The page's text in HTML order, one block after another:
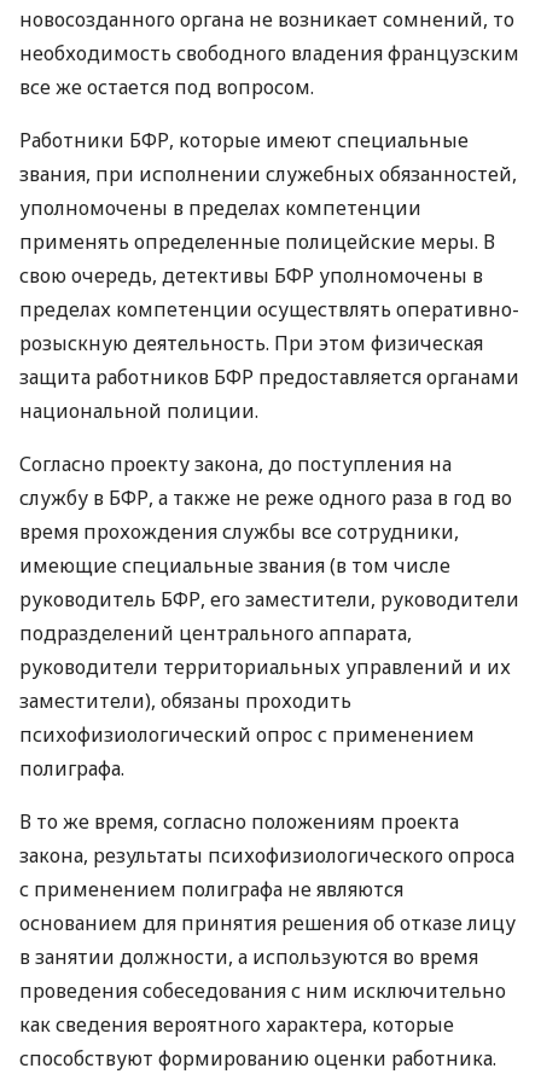
новосозданного органа не возникает сомнений, то
необходимость свободного владения французским
все же остается под вопросом.
Работники БФР, которые имеют специальные
звания, при исполнении служебных обязанностей,
уполномочены в пределах компетенции
применять определенные полицейские меры. В
свою очередь, детективы БФР уполномочены в
пределах компетенции осуществлять оперативно-
розыскную деятельность. При этом физическая
защита работников БФР предоставляется органами
национальной полиции.
Согласно проекту закона, до поступления на
службу в БФР, а также не реже одного раза в год во
время прохождения службы все сотрудники,
имеющие специальные звания (в том числе
руководитель БФР, его заместители, руководители
подразделений центрального аппарата,
руководители территориальных управлений и их
заместители), обязаны проходить
психофизиологический опрос с применением
полиграфа.
В то же время, согласно положениям проекта
закона, результаты психофизиологического опроса
с применением полиграфа не являются
основанием для принятия решения об отказе лицу
в занятии должности, а используются во время
проведения собеседования с ним исключительно
как сведения вероятного характера, которые
способствуют формированию оценки работника.